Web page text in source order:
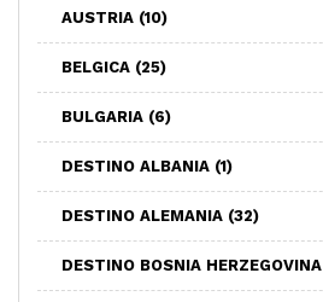
AUSTRIA (10)
BELGICA (25)
BULGARIA (6)
DESTINO ALBANIA (1)
DESTINO ALEMANIA (32)
DESTINO BOSNIA HERZEGOVINA